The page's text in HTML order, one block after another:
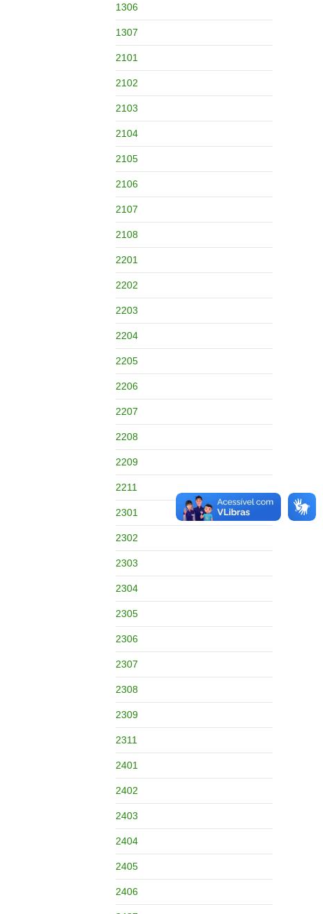
1306
1307
2101
2102
2103
2104
2105
2106
2107
2108
2201
2202
2203
2204
2205
2206
2207
2208
2209
2211
2301
2302
2303
2304
2305
2306
2307
2308
2309
2311
2401
2402
2403
2404
2405
2406